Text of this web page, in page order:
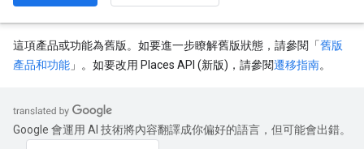
這項產品或功能為舊版。如要進一步瞭解舊版狀態，請參閱「舊版
產品和功能 」。如要改用 Places API (新版)，請參閱遷移指南。
Google 會運用 AI 技術將內容翻譯成你偏好的語言，但可能會出錯。